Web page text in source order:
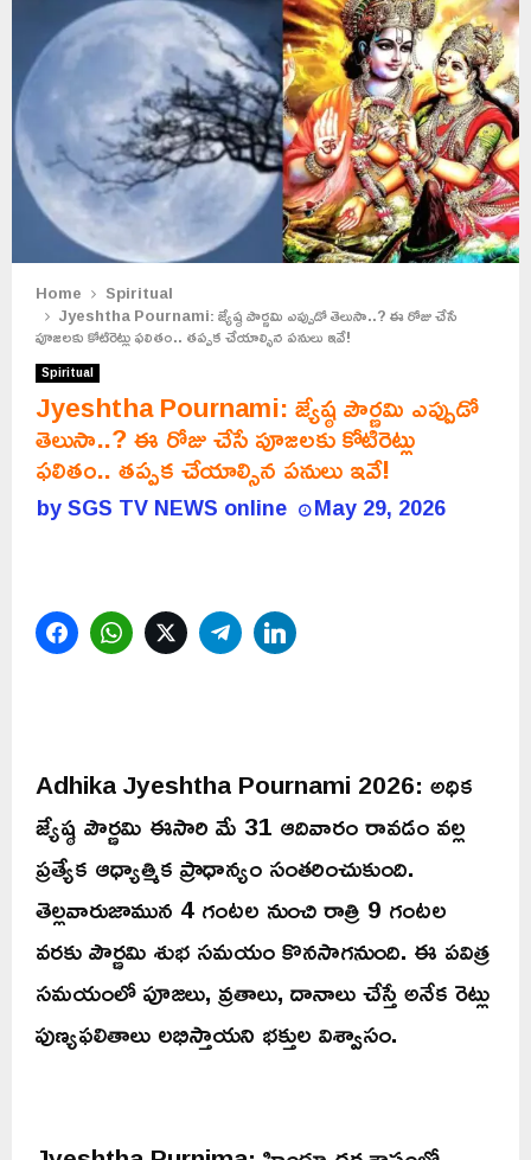
Home Spiritual
Jyeshtha Pournami: జ్యేష్ఠ పౌర్ణమి ఎప్పుడో తెలుసా..? ఈ రోజు చేసే
పూజలకు కోటిరెట్లు ఫలితం.. తప్పక చేయాల్సిన పనులు ఇవే!
Spiritual
Jyeshtha Pournami: జ్యేష్ఠ పౌర్ణమి ఎప్పుడో
తెలుసా..? ఈ రోజు చేసే పూజలకు కోటిరెట్లు
ఫలితం.. తప్పక చేయాల్సిన పనులు ఇవే!
bySGS TV NEWS online May 29, 2026
FacebookWhatsAppTwitterTelegram
Adhika Jyeshtha Pournami 2026: అధిక
జ్యేష్ఠ పౌర్ణమి ఈసారి మే 31 ఆదివారం రావడం వల్ల
ప్రత్యేక ఆధ్యాత్మిక ప్రాధాన్యం సంతరించుకుంది.
తెల్లవారుజామున 4 గంటల నుంచి రాత్రి 9 గంటల
వరకు పౌర్ణమి శుభ సమయం కొనసాగనుంది. ఈ పవిత్ర
సమయంలో పూజలు, వ్రతాలు, దానాలు చేస్తే అనేక రెట్లు
పుణ్యఫలితాలు లభిస్తాయని భక్తుల విశ్వాసం.